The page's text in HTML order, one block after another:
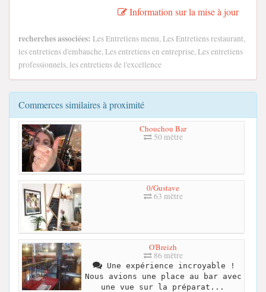
Information sur la mise à jour
recherches associées: Les Entretiens menu, Les Entretiens restaurant,
les entretiens d'embauche, Les entretiens en entreprise, Les entretiens
professionnels, les entretiens de l'excellence
Commerces similaires à proximité
Chouchou Bar
50 mètre
0/Gustave
63 mètre
O'Breizh
86 mètre
Une expérience incroyable !
Nous avions une place au bar avec
une vue sur la préparat...